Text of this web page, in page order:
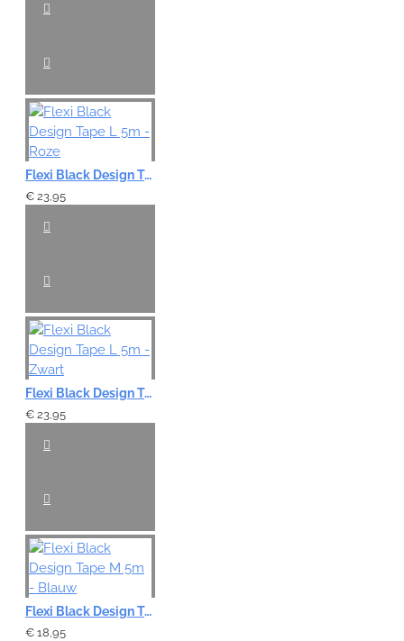
Flexi Black Design Tape L 5m - Roze
€ 23,95
Flexi Black Design Tape L 5m - Zwart
€ 23,95
Flexi Black Design Tape M 5m - Blauw
€ 18,95